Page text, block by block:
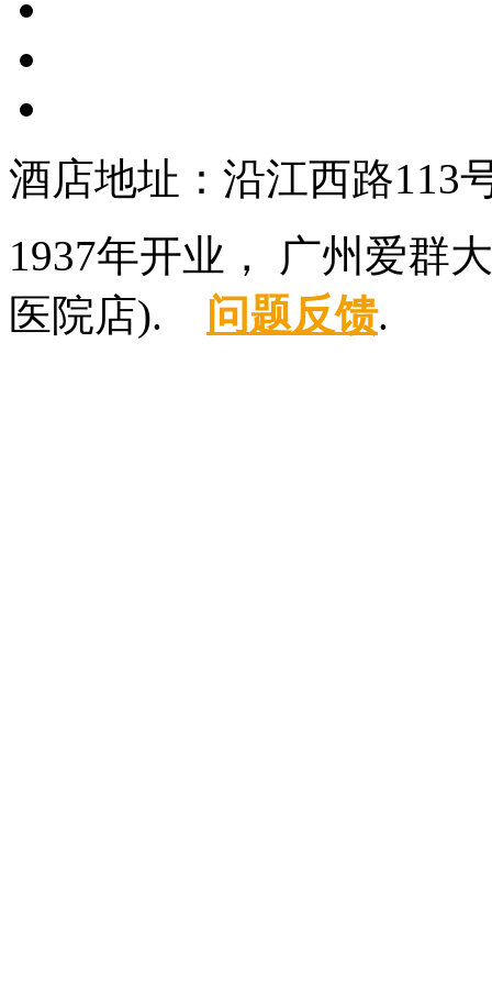
酒店地址：沿江西路113
1937年开业， 广州爱群
医院店). 问题反馈.